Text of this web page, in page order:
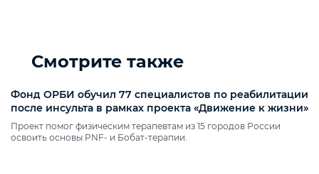
Смотрите также
Фонд ОРБИ обучил 77 специалистов по реабилитации
после инсульта в рамках проекта «Движение к жизни»
Проект помог физическим терапевтам из 15 городов России
освоить основы PNF‑ и Бобат‑терапии.